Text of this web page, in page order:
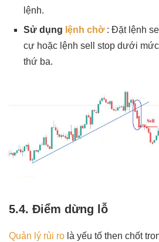
lệnh.
Sử dụng lệnh chờ : Đặt lệnh
cự hoặc lệnh sell stop dưới
thứ ba.
5.4. Điểm dừng lỗ
Quản lý rủi ro là yếu tố then chốt